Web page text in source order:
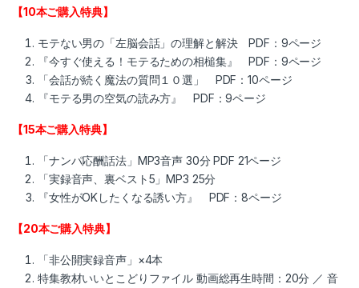
【10本ご購入特典】
モテない男の「左脳会話」の理解と解決 PDF：9ページ
『今すぐ使える！モテるための相槌集』 PDF：9ページ
「会話が続く魔法の質問１０選」 PDF：10ページ
『モテる男の空気の読み方』 PDF：9ページ
【15本ご購入特典】
「ナンパ応酬話法」MP3音声 30分 PDF 21ページ
「実録音声、裏ベスト5」MP3 25分
『女性がOKしたくなる誘い方』 PDF：8ページ
【20本ご購入特典】
「非公開実録音声」×4本
特集教材いいとこどりファイル 動画総再生時間：20分 ／ 音